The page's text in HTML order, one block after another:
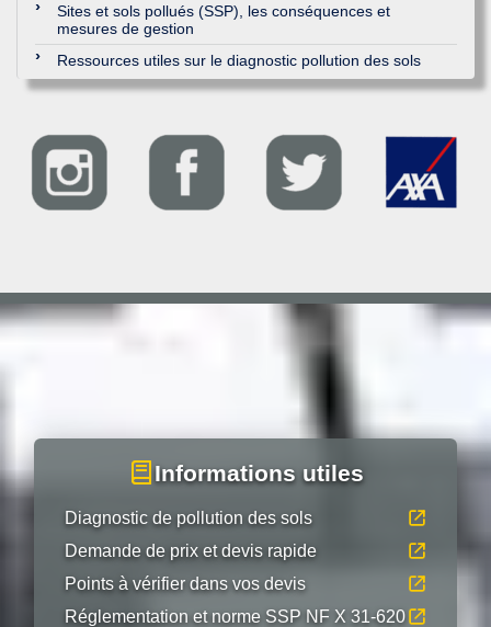
Sites et sols pollués (SSP), les conséquences et
mesures de gestion
Ressources utiles sur le diagnostic pollution des sols
Informations utiles
Diagnostic de pollution des sols
Demande de prix et devis rapide
Points à vérifier dans vos devis
Réglementation et norme SSP NF X 31-620